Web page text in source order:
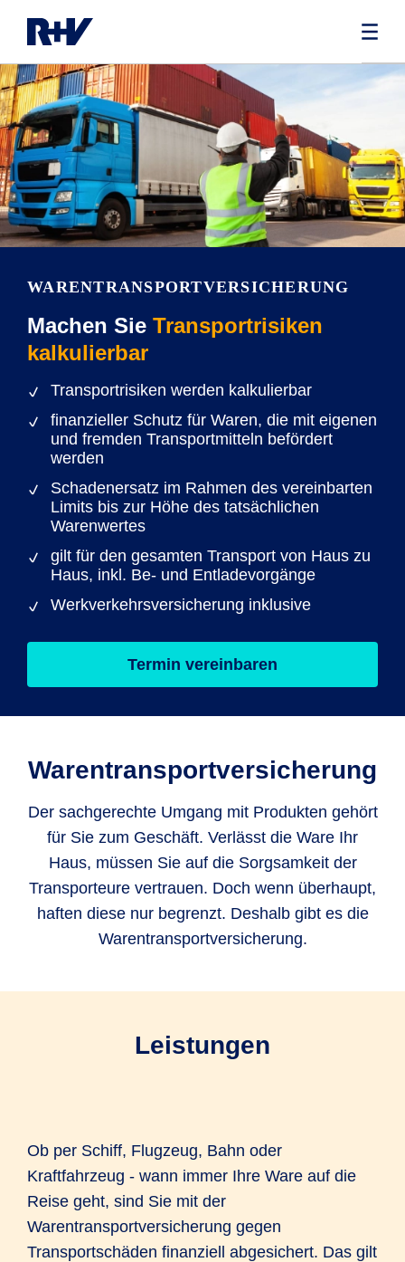
WARENTRANSPORT­VERSICHERUNG
Machen Sie Transportrisiken
kalkulierbar
Transportrisiken werden kalkulierbar
finanzieller Schutz für Waren, die mit eigenen
und fremden Transportmitteln befördert
werden
Schadenersatz im Rahmen des vereinbarten
Limits bis zur Höhe des tatsächlichen
Warenwertes
gilt für den gesamten Transport von Haus zu
Haus, inkl. Be- und Entladevorgänge
Werkverkehrsversicherung inklusive
Termin vereinbaren
Warentransport­versicherung
Der sachgerechte Umgang mit Produkten gehört
für Sie zum Geschäft. Verlässt die Ware Ihr
Haus, müssen Sie auf die Sorgsamkeit der
Transporteure vertrauen. Doch wenn überhaupt,
haften diese nur begrenzt. Deshalb gibt es die
Warentransportversicherung.
Leistungen
Ob per Schiff, Flugzeug, Bahn oder
Kraftfahrzeug - wann immer Ihre Ware auf die
Reise geht, sind Sie mit der
Warentransportversicherung gegen
Transportschäden finanziell abgesichert. Das gilt